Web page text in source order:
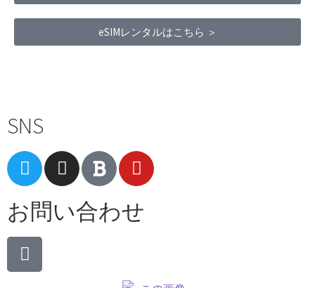
eSIMレンタルはこちら ＞
SNS
お問い合わせ